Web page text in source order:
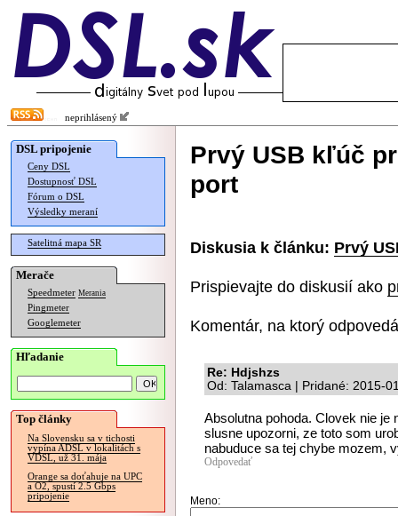
neprihlásený
DSL pripojenie
Ceny DSL
Dostupnosť DSL
Fórum o DSL
Výsledky meraní
Satelitná mapa SR
Merače
Speedmeter Merania
Pingmeter
Googlemeter
Hľadanie
Top články
Na Slovensku sa v tichosti
vypína ADSL v lokalitách s
VDSL, už 31. mája
Orange sa doťahuje na UPC
a O2, spustí 2.5 Gbps
pripojenie
Prvý USB kľúč
port
Diskusia k článku: Prvý
Prispievajte do diskusií ako
Komentár, na ktorý
Re: Hdjshzs
Od: Talamasca | Pridané: 2015-
Absolutna pohoda. Clovek nie
slusne upozorni, ze toto som
nabuduce sa tej chybe mozem,
Odpovedať
Meno: